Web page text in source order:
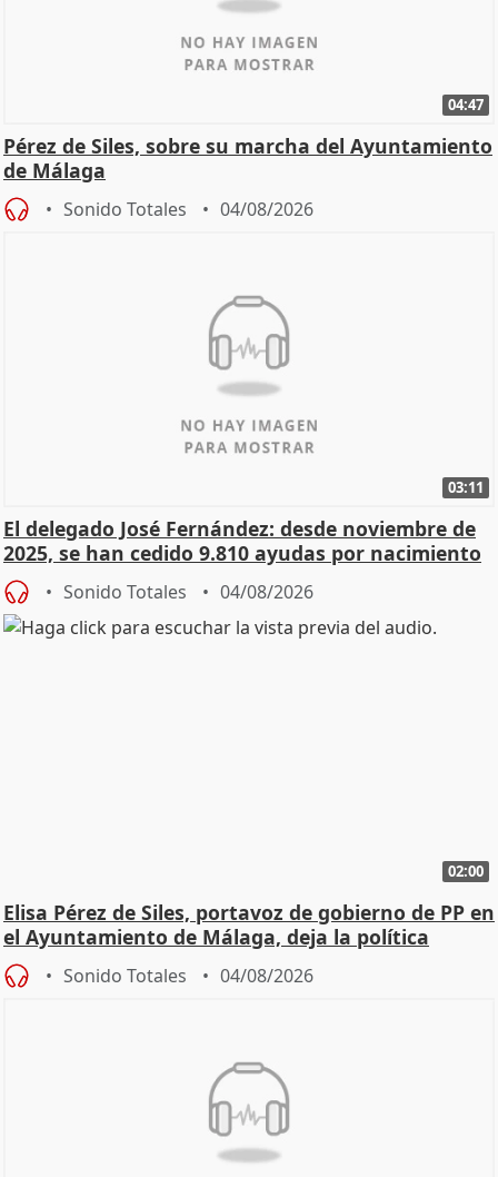
04:47
Pérez de Siles, sobre su marcha del Ayuntamiento
de Málaga
Sonido Totales 04/08/2026
03:11
El delegado José Fernández: desde noviembre de
2025, se han cedido 9.810 ayudas por nacimiento
Sonido Totales 04/08/2026
02:00
Elisa Pérez de Siles, portavoz de gobierno de PP en
el Ayuntamiento de Málaga, deja la política
Sonido Totales 04/08/2026